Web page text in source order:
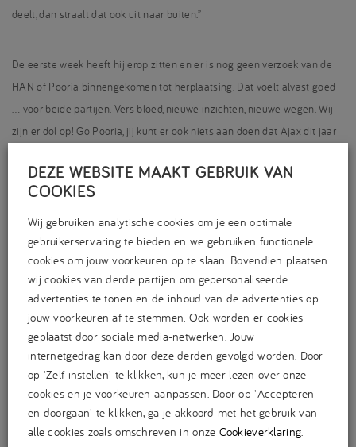
deelt, dan straalt dat ook uit naar buiten.”
De eerste week heeft hij erop zitten en er is nog geen verzoek van de
HAN of Pooria binnengekomen tot herplaatsing. Dat voelt alvast goed
… voor beide partijen. Vers bloed, nieuwe inzichten, nieuwe wegen. Wij
zijn er dol op! Go Pooria, jij kunt er ook niets aan doen dat Ajax dit jaar
CATEGORIEËN
Achtergrond(29)
DEZE WEBSITE MAAKT GEBRUIK VAN
COOKIES
Wij gebruiken analytische cookies om je een optimale
gebruikerservaring te bieden en we gebruiken functionele
cookies om jouw voorkeuren op te slaan. Bovendien plaatsen
wij cookies van derde partijen om gepersonaliseerde
advertenties te tonen en de inhoud van de advertenties op
jouw voorkeuren af te stemmen. Ook worden er cookies
geplaatst door sociale media-netwerken. Jouw
internetgedrag kan door deze derden gevolgd worden. Door
op 'Zelf instellen' te klikken, kun je meer lezen over onze
cookies en je voorkeuren aanpassen. Door op 'Accepteren
en doorgaan' te klikken, ga je akkoord met het gebruik van
alle cookies zoals omschreven in onze Cookieverklaring